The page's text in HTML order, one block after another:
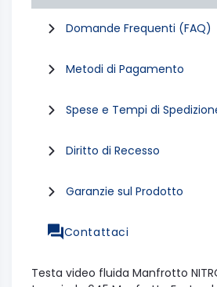
Domande Frequenti (FAQ)
Metodi di Pagamento
Spese e Tempi di
Diritto di Recesso
Garanzie sul Prodotto
Contattaci
Testa video fluida Manfrotto